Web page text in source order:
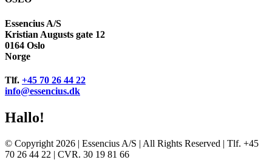
Essencius A/S
Kristian Augusts gate 12
0164 Oslo
Norge
Tlf. +45 70 26 44 22
info@essencius.dk
Hallo!
© Copyright 2026 | Essencius A/S | All Rights Reserved | Tlf. +45
70 26 44 22 | CVR. 30 19 81 66